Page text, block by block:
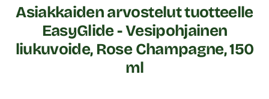
risiiniöljyyn(PEG-40 castor oil), joka imeytyy kaikista
öljyistä parhaiten ja syvimmälle ihoon. Risiiniöljyä ja sen
johdannaisia käytetään hyvin laajasti eri
kosmetiikkatuotteissa sen loistavien ominaisuuksiensa
Asiakkaiden arvostelut tuotteelle
EasyGlide - Vesipohjainen
liukuvoide, Rose Champagne, 150
ml